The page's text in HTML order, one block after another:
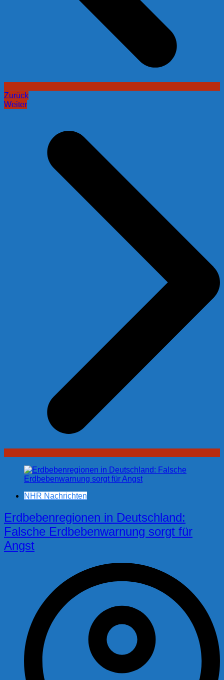
Zurück
Weiter
NHR Nachrichten
Erdbebenregionen in Deutschland:
Falsche Erdbebenwarnung sorgt für
Angst